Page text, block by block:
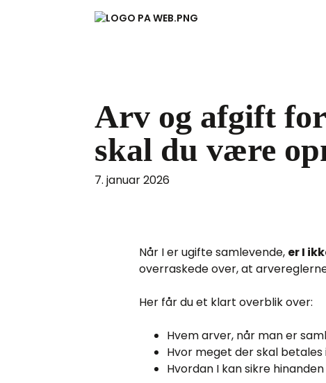
Arv og afgift
skal du være
7. januar 2026
Når I er ugifte samlevende, er I
overraskede over, at
Her får du et klart overblik over:
Hvem arver, når man er
Hvor meget der skal
Hvordan I kan sikre